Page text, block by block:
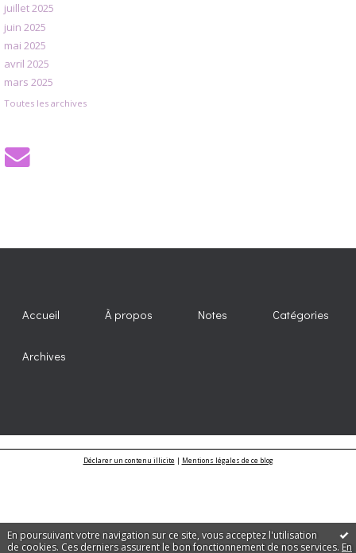
En poursuivant votre navigation sur ce site, vous acceptez l'utilisation
de cookies. Ces derniers assurent le bon fonctionnement de nos services. En
juillet 2025
juin 2025
mai 2025
avril 2025
mars 2025
Toutes les archives
Accueil À propos Notes Catégories
Archives
Déclarer un contenu illicite| Mentions légales de ce blog